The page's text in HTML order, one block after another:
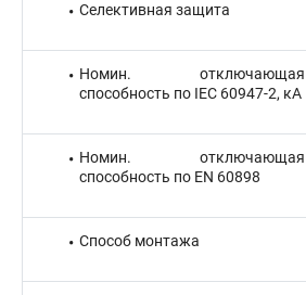
Селективная защита
Номин. отключающая
способность по IEC 60947-2, кА
Номин. отключающая
способность по EN 60898
Способ монтажа